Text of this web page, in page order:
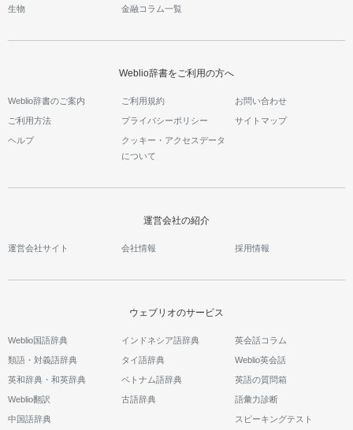
生物 金融コラム一覧
Weblio辞書をご利用の方へ
Weblio辞書のご案内 ご利用規約 お問い合わせ
ご利用方法 プライバシーポリシー サイトマップ
ヘルプ
クッキー・アクセスデータ
について
運営会社の紹介
運営会社サイト 会社情報 採用情報
ウェブリオのサービス
Weblio国語辞典
類語・対義語辞典
英和辞典・和英辞典
Weblio翻訳
中国語辞典
インドネシア語辞典
タイ語辞典
ベトナム語辞典
古語辞典
英会話コラム
Weblio英会話
英語の質問箱
語彙力診断
スピーキングテスト